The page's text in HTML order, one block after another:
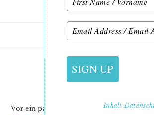
Vor ein paar Wochen habe ich diese
SIGN UP
Inhalt